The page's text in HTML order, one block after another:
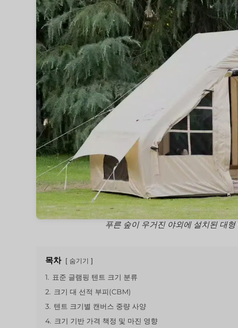
푸른 숲이 우거진 야외에 설치된 대
목차 숨기기
1.
표준 글램핑 텐트 크기 분류
2.
크기 대 선적 부피(CBM)
3.
텐트 크기별 캔버스 중량 사양
4.
크기 기반 가격 책정 및 마진 영향